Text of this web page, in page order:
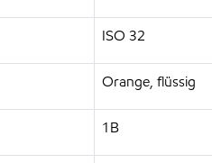
ISO 32
Orange, flüssig
1B